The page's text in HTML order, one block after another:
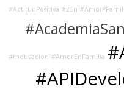
#ActitudPositiva #25n
#motivacion #AmorEnFamilia